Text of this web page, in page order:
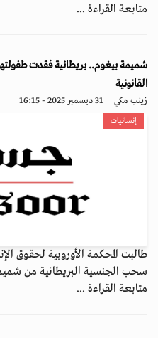
متابعة القراءة ...
شميمة بيغوم.. بريطانية فقدت طفولتها
القانونية
زينب مكي 31 ديسمبر 2025 - 16:15
إنسانيات
طالبت المحكمة الأوروبية لحقوق
سحب الجنسية البريطانية من
متابعة القراءة ...